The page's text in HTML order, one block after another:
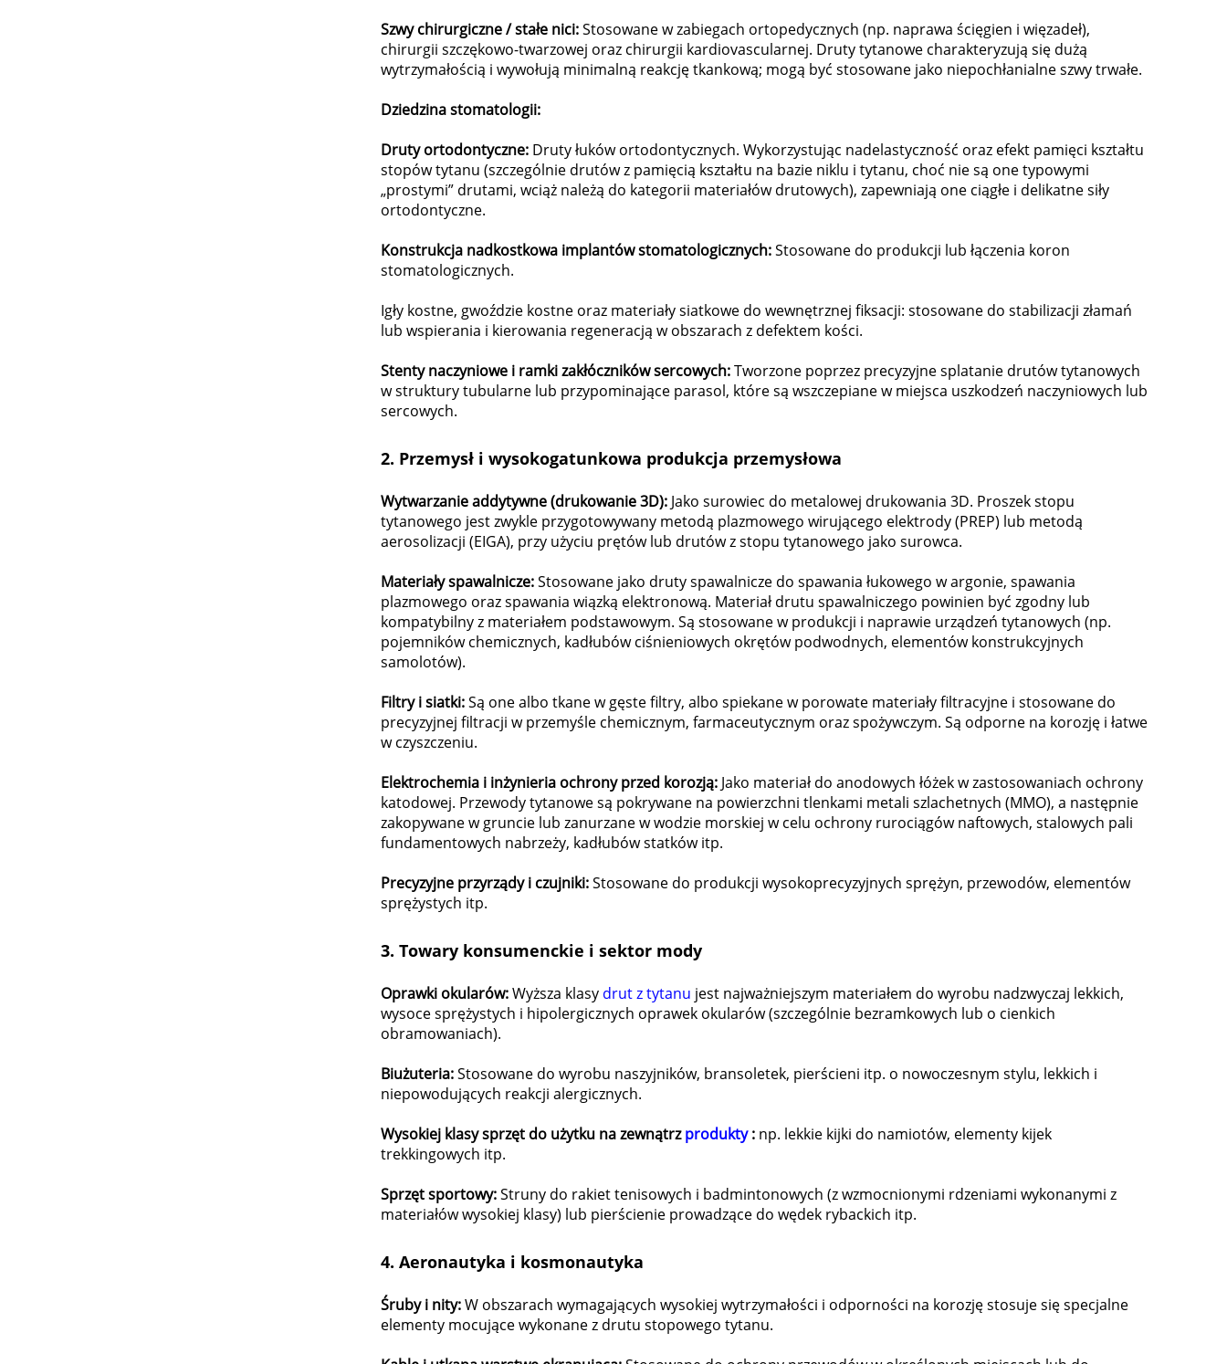
Szwy chirurgiczne / stałe nici:Stosowane w zabiegach ortopedycznych (np. naprawa ścięgien i więzadeł),
chirurgii szczękowo-twarzowej oraz chirurgii kardiovascularnej. Druty tytanowe charakteryzują się dużą
wytrzymałością i wywołują minimalną reakcję tkankową; mogą być stosowane jako niepochłanialne szwy trwałe.
Dziedzina stomatologii:
Druty ortodontyczne: Druty łuków ortodontycznych. Wykorzystując nadelastyczność oraz efekt pamięci kształtu
stopów tytanu (szczególnie drutów z pamięcią kształtu na bazie niklu i tytanu, choć nie są one typowymi
„prostymi” drutami, wciąż należą do kategorii materiałów drutowych), zapewniają one ciągłe i delikatne siły
ortodontyczne.
Konstrukcja nadkostkowa implantów stomatologicznych:Stosowane do produkcji lub łączenia koron
stomatologicznych.
Igły kostne, gwoździe kostne oraz materiały siatkowe do wewnętrznej fiksacji: stosowane do stabilizacji złamań
lub wspierania i kierowania regeneracją w obszarach z defektem kości.
Stenty naczyniowe i ramki zakłóczników sercowych:Tworzone poprzez precyzyjne splatanie drutów tytanowych
w struktury tubularne lub przypominające parasol, które są wszczepiane w miejsca uszkodzeń naczyniowych lub
sercowych.
2. Przemysł i wysokogatunkowa produkcja przemysłowa
Wytwarzanie addytywne (drukowanie 3D): Jako surowiec do metalowej drukowania 3D. Proszek stopu
tytanowego jest zwykle przygotowywany metodą plazmowego wirującego elektrody (PREP) lub metodą
aerosolizacji (EIGA), przy użyciu prętów lub drutów z stopu tytanowego jako surowca.
Materiały spawalnicze:Stosowane jako druty spawalnicze do spawania łukowego w argonie, spawania
plazmowego oraz spawania wiązką elektronową. Materiał drutu spawalniczego powinien być zgodny lub
kompatybilny z materiałem podstawowym. Są stosowane w produkcji i naprawie urządzeń tytanowych (np.
pojemników chemicznych, kadłubów ciśnieniowych okrętów podwodnych, elementów konstrukcyjnych
samolotów).
Filtry i siatki:Są one albo tkane w gęste filtry, albo spiekane w porowate materiały filtracyjne i stosowane do
precyzyjnej filtracji w przemyśle chemicznym, farmaceutycznym oraz spożywczym. Są odporne na korozję i łatwe
w czyszczeniu.
Elektrochemia i inżynieria ochrony przed korozją: Jako materiał do anodowych łóżek w zastosowaniach ochrony
katodowej. Przewody tytanowe są pokrywane na powierzchni tlenkami metali szlachetnych (MMO), a następnie
zakopywane w gruncie lub zanurzane w wodzie morskiej w celu ochrony rurociągów naftowych, stalowych pali
fundamentowych nabrzeży, kadłubów statków itp.
Precyzyjne przyrządy i czujniki:Stosowane do produkcji wysokoprecyzyjnych sprężyn, przewodów, elementów
sprężystych itp.
3. Towary konsumenckie i sektor mody
Oprawki okularów:Wyższa klasy drut z tytanu jest najważniejszym materiałem do wyrobu nadzwyczaj lekkich,
wysoce sprężystych i hipolergicznych oprawek okularów (szczególnie bezramkowych lub o cienkich
obramowaniach).
Biużuteria:Stosowane do wyrobu naszyjników, bransoletek, pierścieni itp. o nowoczesnym stylu, lekkich i
niepowodujących reakcji alergicznych.
Wysokiej klasy sprzęt do użytku na zewnątrzprodukty: np. lekkie kijki do namiotów, elementy kijek
trekkingowych itp.
Sprzęt sportowy:Struny do rakiet tenisowych i badmintonowych (z wzmocnionymi rdzeniami wykonanymi z
materiałów wysokiej klasy) lub pierścienie prowadzące do wędek rybackich itp.
4. Aeronautyka i kosmonautyka
Śruby i nity:W obszarach wymagających wysokiej wytrzymałości i odporności na korozję stosuje się specjalne
elementy mocujące wykonane z drutu stopowego tytanu.